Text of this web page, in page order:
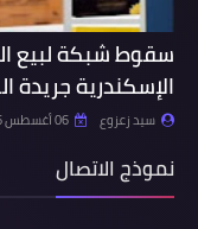
سقوط شبكة لبيع
الإسكندرية جريدة
سيد زعزوع 06 أغسطس 2026
نموذج الاتصال